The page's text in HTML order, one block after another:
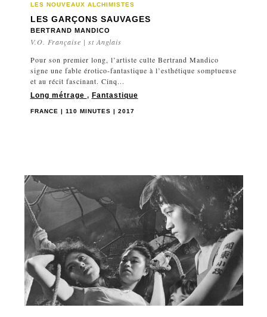
LES NOUVEAUX ALCHIMISTES
LES GARÇONS SAUVAGES
BERTRAND MANDICO
V.O. Française | st Anglais
Pour son premier long, l’artiste culte Bertrand Mandico
signe une fable érotico-fantastique à l’esthétique somptueuse
et au récit fascinant. Cinq...
Long métrage , Fantastique
FRANCE | 110 MINUTES | 2017